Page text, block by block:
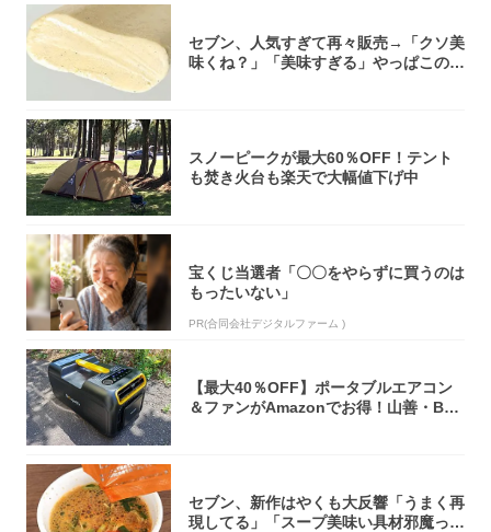
セブン、人気すぎて再々販売→「クソ美
味くね？」「美味すぎる」やっぱこのク
スノーピークが最大60％OFF！テント
も焚き火台も楽天で大幅値下げ中
宝くじ当選者「〇〇をやらずに買うのは
もったいない」
PR(合同会社デジタルファーム )
【最大40％OFF】ポータブルエアコン
＆ファンがAmazonでお得！山善・Bo
セブン、新作はやくも大反響「うまく再
現してる」「スープ美味い具材邪魔って